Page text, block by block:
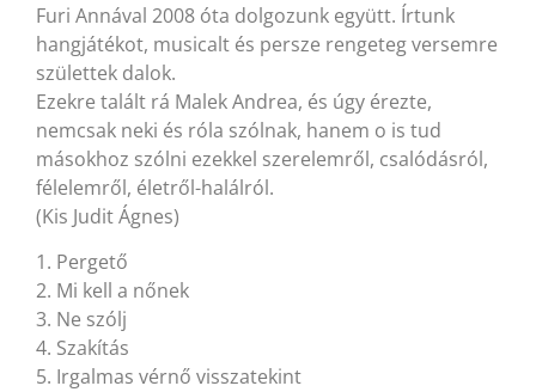
Furi Annával 2008 óta dolgozunk együtt. Írtunk
hangjátékot, musicalt és persze rengeteg versemre
születtek dalok.
Ezekre talált rá Malek Andrea, és úgy érezte,
nemcsak neki és róla szólnak, hanem o is tud
másokhoz szólni ezekkel szerelemről, csalódásról,
félelemről, életről-halálról.
(Kis Judit Ágnes)
1. Pergető
2. Mi kell a nőnek
3. Ne szólj
4. Szakítás
5. Irgalmas vérnő visszatekint